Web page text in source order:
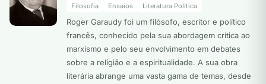
Filosofia Ensaios Literatura Política
Roger Garaudy foi um filósofo, escritor e político
francês, conhecido pela sua abordagem crítica ao
marxismo e pelo seu envolvimento em debates
sobre a religião e a espiritualidade. A sua obra
literária abrange uma vasta gama de temas, desde